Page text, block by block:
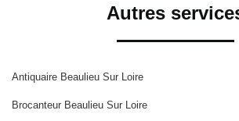
Autres
Antiquaire Beaulieu Sur Loire
Brocanteur Beaulieu Sur Loire